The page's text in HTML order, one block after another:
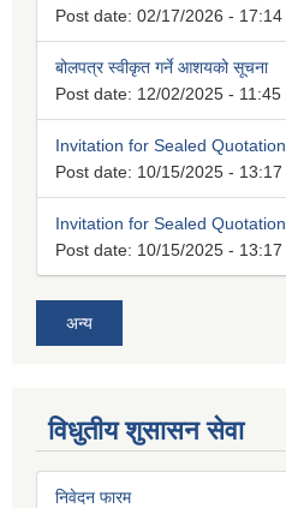
Post date: 02/17/2026 - 17:14
बोलपत्र स्वीकृत गर्ने आशयको सूचना
Post date: 12/02/2025 - 11:45
Invitation for Sealed Quotation
Post date: 10/15/2025 - 13:17
Invitation for Sealed Quotation
Post date: 10/15/2025 - 13:17
अन्य
विधुतीय शुसासन सेवा
निवेदन फारम